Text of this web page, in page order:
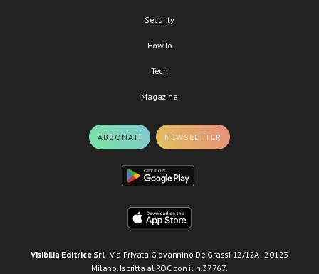
Security
HowTo
Tech
Magazine
ABBONATI NEWSLETTER
Visibilia Editrice Srl- Via Privata Giovannino De Grassi 12/12A - 20123
Milano. Iscritta al ROC con il n.37767.